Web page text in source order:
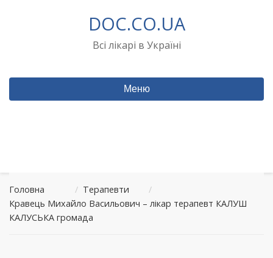
DOC.CO.UA
Всі лікарі в Україні
Меню
Головна / Терапевти
/
Кравець Михайло Васильович – лікар терапевт КАЛУШ
КАЛУСЬКА громада